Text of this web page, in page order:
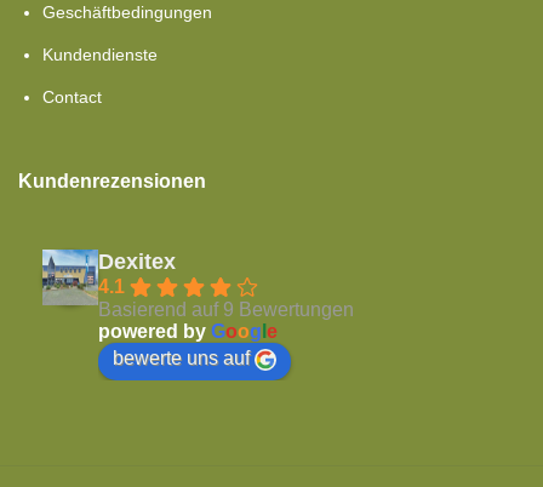
Geschäftbedingungen
Kundendienste
Contact
Kundenrezensionen
Dexitex
4.1
Basierend auf 9 Bewertungen
powered by Goog e
bewerte uns auf